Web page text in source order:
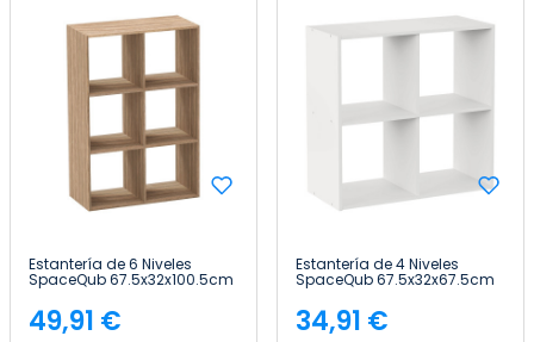
Estantería de 6 Niveles
SpaceQub 67.5x32x100.5cm
Precio
49,91 €
Estantería de 4 Niveles
SpaceQub 67.5x32x67.5cm
Precio
34,91 €